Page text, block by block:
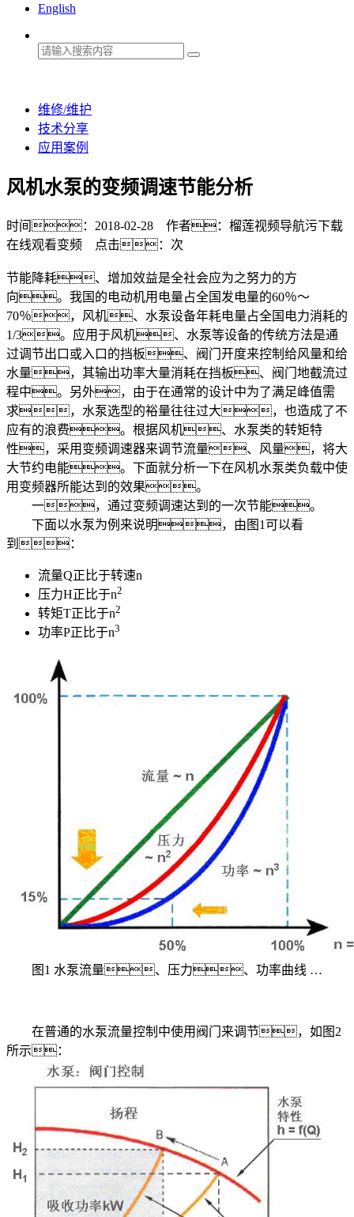
English
维修/维护
技术分享
应用案例
风机水泵的变频调速节能分析
时间：2018-02-28 作者：榴莲视频导航污下载
在线观看变频 点击： 次
节能降耗、增加效益是全社会应为之努力的方
向。我国的电动机用电量占全国发电量的60％～
70％，风机、水泵设备年耗电量占全国电力消耗的
1/3。应用于风机、水泵等设备的传统方法是通
过调节出口或入口的挡板、阀门开度来控制给风量和给
水量，其输出功率大量消耗在挡板、阀门地截流过
程中。另外，由于在通常的设计中为了满足峰值需
求，水泵选型的裕量往往过大，也造成了不
应有的浪费。根据风机、水泵类的转矩特
性，采用变频调速器来调节流量、风量，将大
大节约电能。下面就分析一下在风机水泵类负载中使
用变频器所能达到的效果。
一，通过变频调速达到的一次节能。
下面以水泵为例来说明，由图1可以看
到：
流量Q正比于转速n
压力H正比于n2
转矩T正比于n2
功率P正比于n3
图1 水泵流量、压力、功率曲线 …
在普通的水泵流量控制中使用阀门来调节，如图2
所示：